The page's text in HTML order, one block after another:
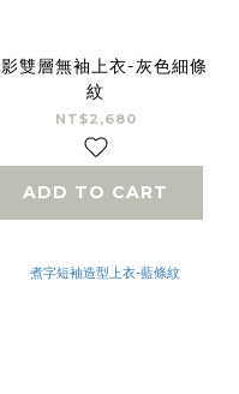
雙層無袖上衣-灰色細條
紋
NT$2,680
ADD TO CART